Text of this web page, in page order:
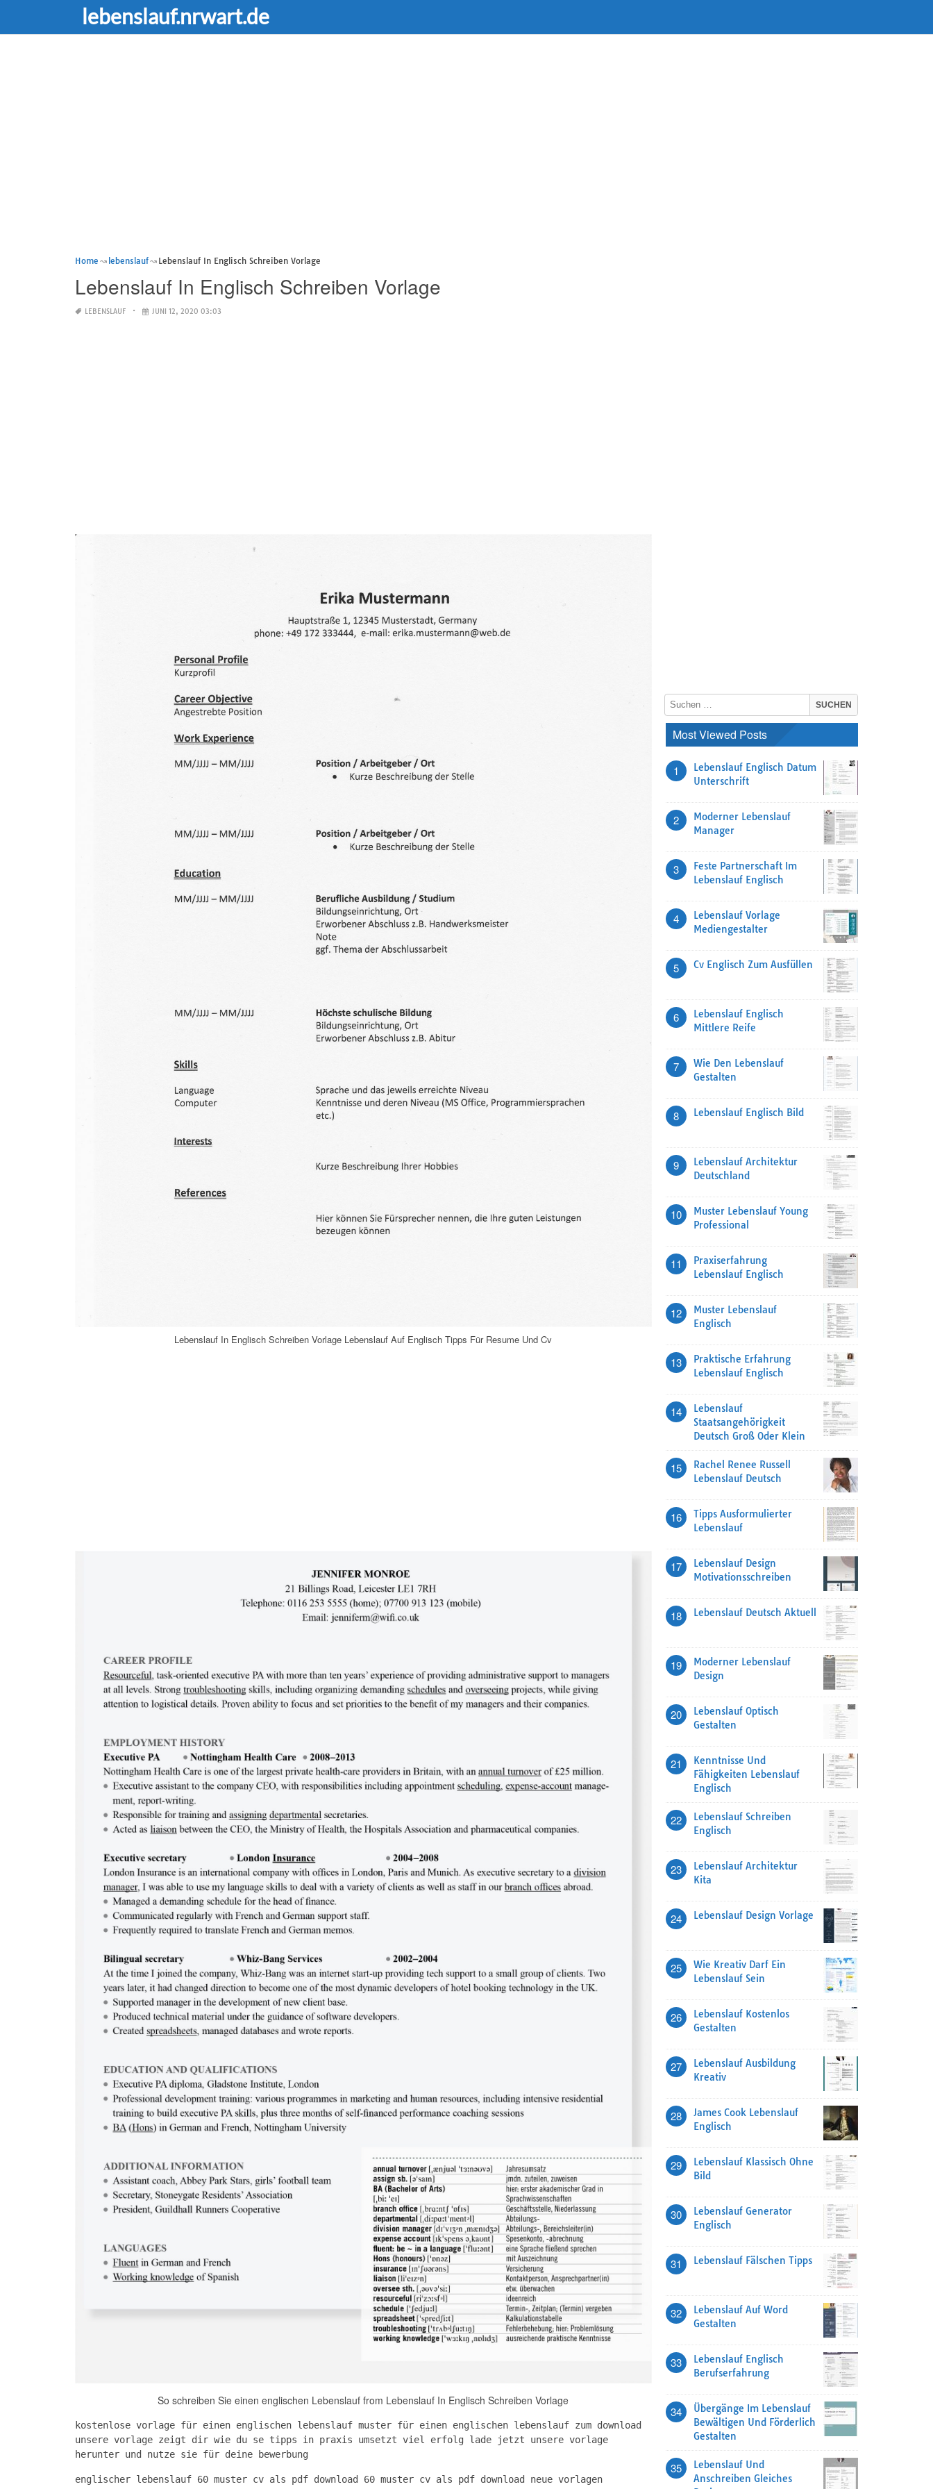
lebenslauf.nrwart.de
Home lebenslauf Lebenslauf In Englisch Schreiben Vorlage
Lebenslauf In Englisch Schreiben Vorlage
LEBENSLAUF JUNI 12, 2020 03:03
Lebenslauf In Englisch Schreiben Vorlage Lebenslauf Auf Englisch Tipps Für Resume Und Cv
So schreiben Sie einen englischen Lebenslauf from Lebenslauf In Englisch Schreiben Vorlage
kostenlose vorlage für einen englischen lebenslauf muster für einen englischen lebenslauf zum download
unsere vorlage zeigt dir wie du se tipps in praxis umsetzt viel erfolg lade jetzt unsere vorlage
herunter und nutze sie für deine bewerbung
englischer lebenslauf 60 muster cv als pdf download 60 muster cv als pdf download neue vorlagen
Most Viewed Posts
1
Lebenslauf Englisch Datum
Unterschrift
2
Moderner Lebenslauf
Manager
3
Feste Partnerschaft Im
Lebenslauf Englisch
4
Lebenslauf Vorlage
Mediengestalter
5 Cv Englisch Zum Ausfüllen
6
Lebenslauf Englisch
Mittlere Reife
7
Wie Den Lebenslauf
Gestalten
8 Lebenslauf Englisch Bild
9
Lebenslauf Architektur
Deutschland
10
Muster Lebenslauf Young
Professional
11
Praxiserfahrung
Lebenslauf Englisch
12
Muster Lebenslauf
Englisch
13
Praktische Erfahrung
Lebenslauf Englisch
14
Lebenslauf
Staatsangehörigkeit
Deutsch Groß Oder Klein
15
Rachel Renee Russell
Lebenslauf Deutsch
16
Tipps Ausformulierter
Lebenslauf
17
Lebenslauf Design
Motivationsschreiben
18 Lebenslauf Deutsch Aktuell
19
Moderner Lebenslauf
Design
20
Lebenslauf Optisch
Gestalten
21
Kenntnisse Und
Fähigkeiten Lebenslauf
Englisch
22
Lebenslauf Schreiben
Englisch
23
Lebenslauf Architektur
Kita
24 Lebenslauf Design Vorlage
25
Wie Kreativ Darf Ein
Lebenslauf Sein
26
Lebenslauf Kostenlos
Gestalten
27
Lebenslauf Ausbildung
Kreativ
28
James Cook Lebenslauf
Englisch
29
Lebenslauf Klassisch Ohne
Bild
30
Lebenslauf Generator
Englisch
31 Lebenslauf Fälschen Tipps
32
Lebenslauf Auf Word
Gestalten
33
Lebenslauf Englisch
Berufserfahrung
34
Übergänge Im Lebenslauf
Bewältigen Und Förderlich
Gestalten
35
Lebenslauf Und
Anschreiben Gleiches